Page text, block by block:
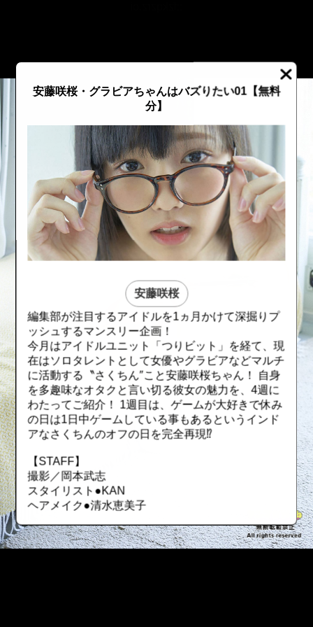
安藤咲桜・グラビアちゃんはバズりたい01【無料
分】
安藤咲桜
編集部が注目するアイドルを1ヵ月かけて深掘りプ
ッシュするマンスリー企画！
今月はアイドルユニット「つりビット」を経て、現
在はソロタレントとして女優やグラビアなどマルチ
に活動する〝さくちん″こと安藤咲桜ちゃん！ 自身
を多趣味なオタクと言い切る彼女の魅力を、4週に
わたってご紹介！ 1週目は、ゲームが大好きで休み
の日は1日中ゲームしている事もあるというインド
アなさくちんのオフの日を完全再現⁉
【STAFF】
撮影／岡本武志
スタイリスト●KAN
ヘアメイク●清水恵美子
::fzkqzrz.oi